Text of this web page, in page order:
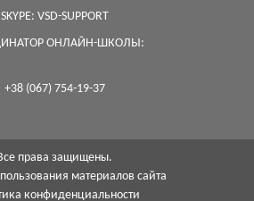
SKYPE: VSD-SUPPORT
ОНЛАЙН-ШКОЛЫ:
+38 (067) 754-19-37
права защищены.
материалов сайта
конфиденциальности